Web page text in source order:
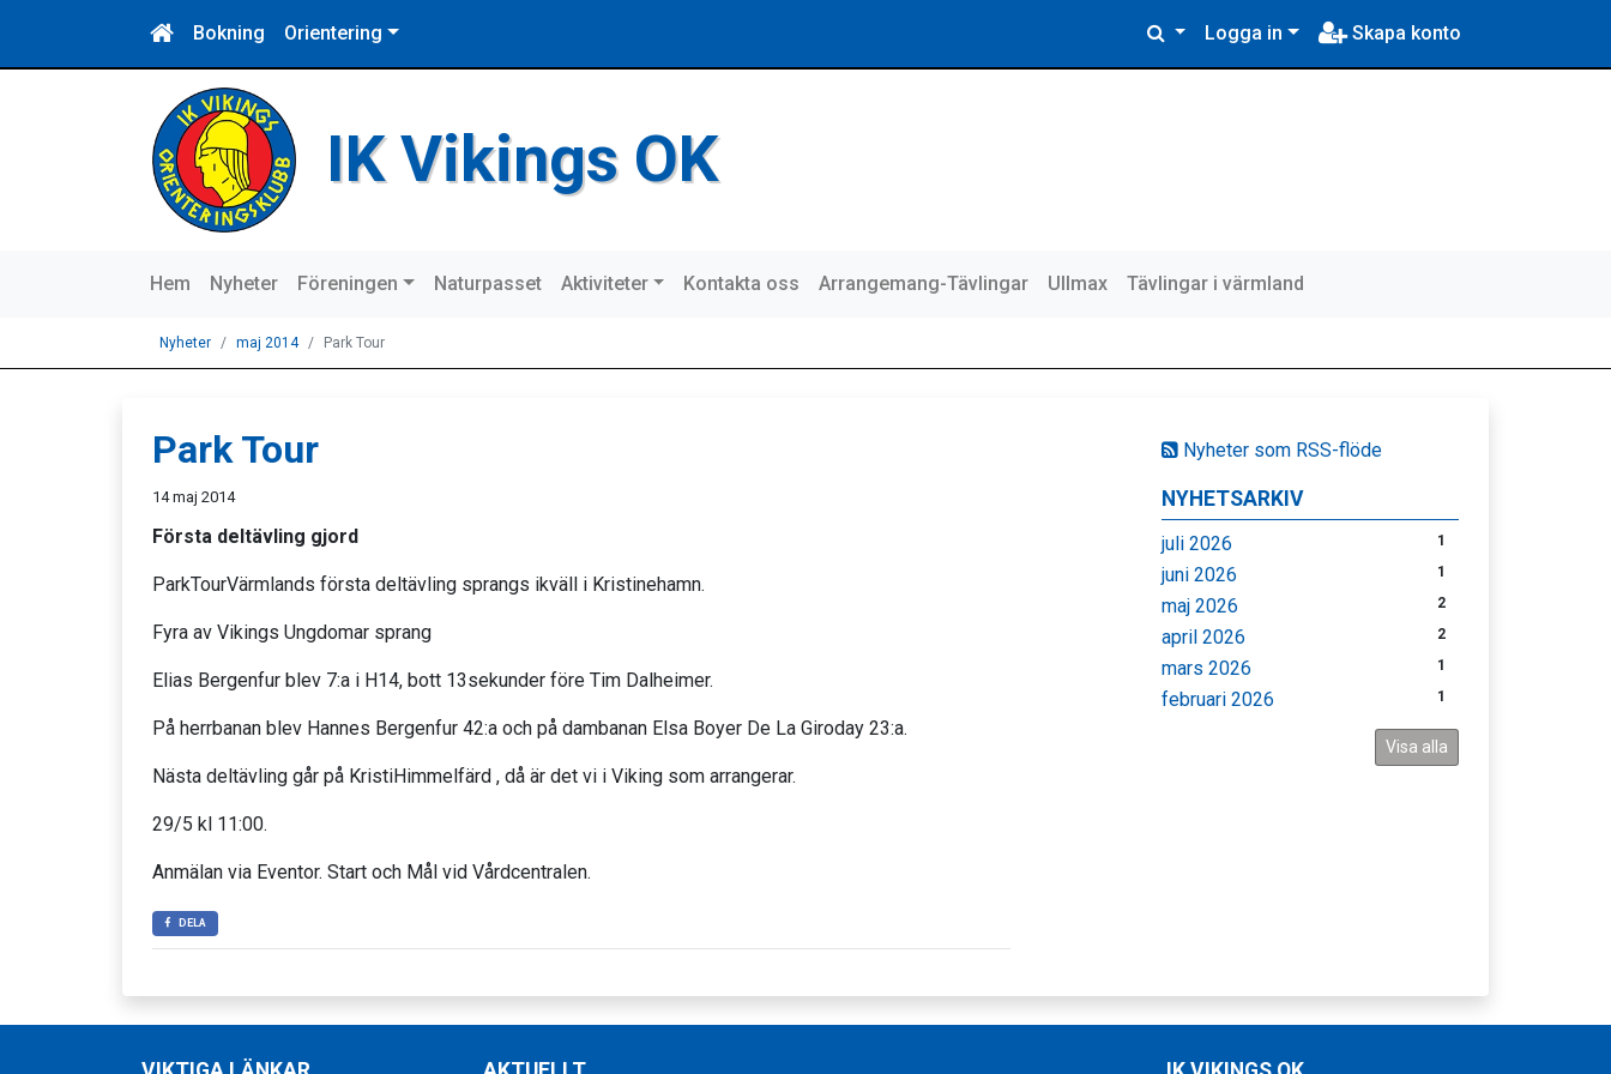
Bokning Orientering Logga in Skapa konto
IK Vikings OK
Hem Nyheter Föreningen Naturpasset Aktiviteter Kontakta oss Arrangemang-Tävlingar Ullmax Tävlingar i värmland
Nyheter maj 2014 Park Tour
Nyheter som RSS-flöde
NYHETSARKIV
juli 2026 1
juni 2026 1
maj 2026 2
april 2026 2
mars 2026 1
februari 2026 1
Visa alla
Park Tour
14 maj 2014
Första deltävling gjord
ParkTourVärmlands första deltävling sprangs ikväll i Kristinehamn.
Fyra av Vikings Ungdomar sprang
Elias Bergenfur blev 7:a i H14, bott 13sekunder före Tim Dalheimer.
På herrbanan blev Hannes Bergenfur 42:a och på dambanan Elsa Boyer De La Giroday 23:a.
Nästa deltävling går på KristiHimmelfärd , då är det vi i Viking som arrangerar.
29/5 kl 11:00.
Anmälan via Eventor. Start och Mål vid Vårdcentralen.
DELA